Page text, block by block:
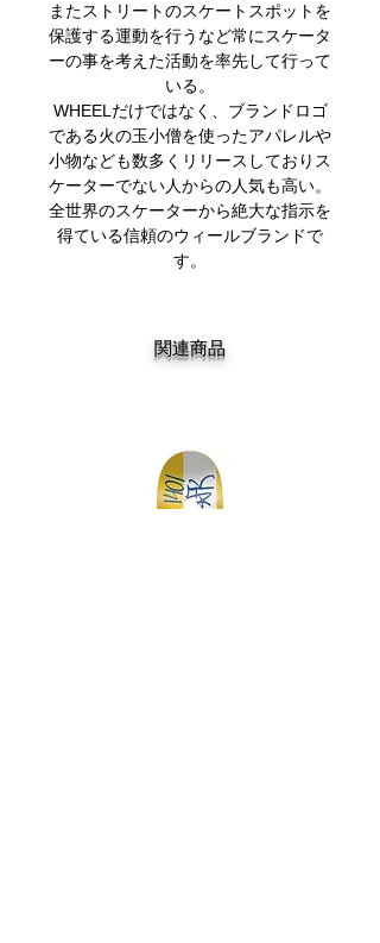
またストリートのスケートスポットを
保護する運動を行うなど常にスケータ
ーの事を考えた活動を率先して行って
いる。
WHEELだけではなく、ブランドロゴ
である火の玉小僧を使ったアパレルや
小物なども数多くリリースしておりス
ケーターでない人からの人気も高い。
全世界のスケーターから絶大な指示を
得ている信頼のウィールブランドで
す。
関連商品